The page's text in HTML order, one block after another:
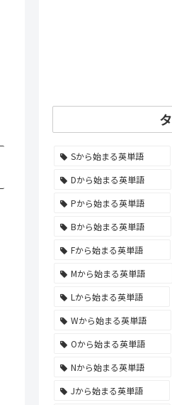
Sから始まる英単語
Dから始まる英単語
Pから始まる英単語
Bから始まる英単語
Fから始まる英単語
Mから始まる英単語
Lから始まる英単語
Wから始まる英単語
Oから始まる英単語
Nから始まる英単語
Jから始まる英単語